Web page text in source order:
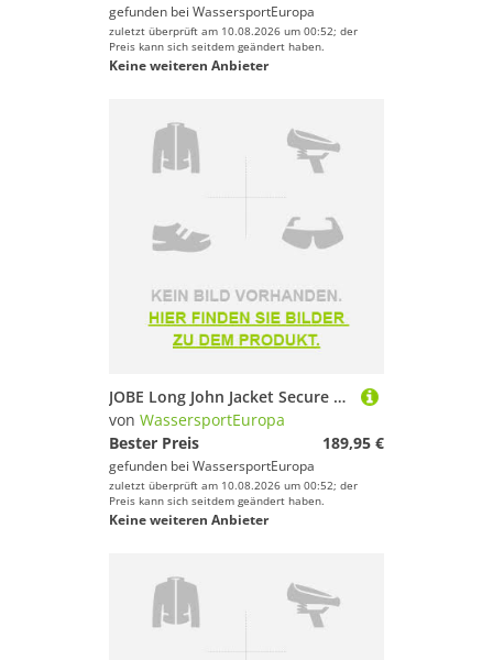
gefunden bei WassersportEuropa
zuletzt überprüft am 10.08.2026 um 00:52; der
Preis kann sich seitdem geändert haben.
Keine weiteren Anbieter
JOBE Long John Jacket Secure Blue
von WassersportEuropa
Bester Preis
189,95 €
gefunden bei WassersportEuropa
zuletzt überprüft am 10.08.2026 um 00:52; der
Preis kann sich seitdem geändert haben.
Keine weiteren Anbieter